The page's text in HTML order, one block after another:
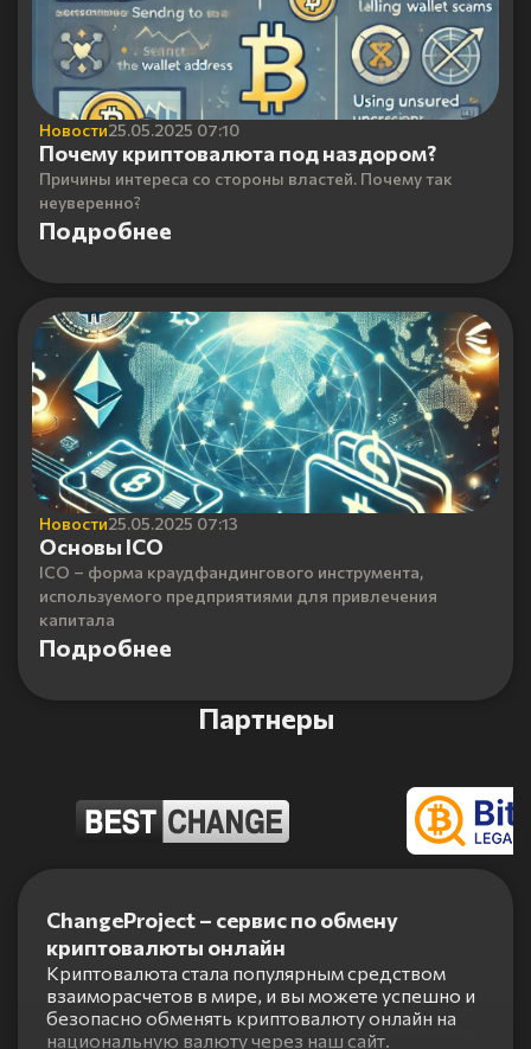
Новости25.05.2025 07:10
Почему криптовалюта под наздором?
Причины интереса со стороны властей. Почему так
неуверенно?
Подробнее
Новости25.05.2025 07:13
Основы ICO
ICO – форма краудфандингового инструмента,
используемого предприятиями для привлечения
капитала
Подробнее
Партнеры
ChangeProject – сервис по обмену
криптовалюты онлайн
Криптовалюта стала популярным средством
взаиморасчетов в мире, и вы можете успешно и
безопасно обменять криптовалюту онлайн на
национальную валюту через наш сайт.